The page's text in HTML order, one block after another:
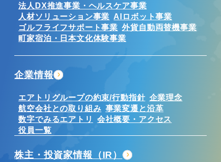
法人DX推進事業・ヘルスケア事業
人材ソリューション事業 AIロボット事業
ゴルフライフサポート事業 外貨自動両替機事業
町家宿泊・日本文化体験事業
企業情報
エアトリグループの約束/行動指針 企業理念
航空会社との取り組み 事業変遷と沿革
数字でみるエアトリ
会社概要・アクセス
役員一覧
株主・投資家情報（IR）